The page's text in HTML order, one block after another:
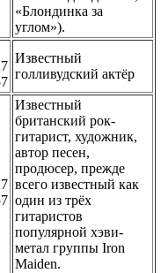
«Блондинка за
углом»).
Известный
голливудский актёр
Известный
британский рок-
гитарист, художник,
автор песен,
продюсер, прежде
всего известный как
один из трёх
гитаристов
популярной хэви-
метал группы Iron
Maiden.